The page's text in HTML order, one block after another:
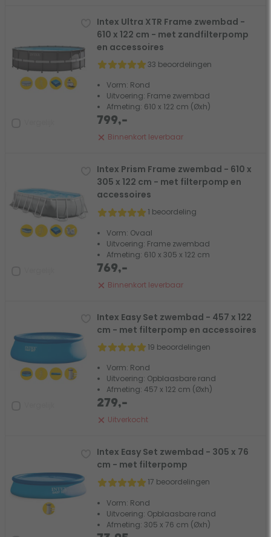
Intex Ultra XTR Frame zwembad -
610 x 122 cm - met zandfilterpomp
en accessoires
33 beoordelingen
Vorm: Rond
Uitvoering: Frame zwembad
Afmeting: 610 x 122 cm (Øxh)
Binnenkort leverbaar
799,-
Intex Prism Frame zwembad - 610 x
305 x 122 cm - met filterpomp en
accessoires
1 beoordeling
Vorm: Ovaal
Uitvoering: Frame zwembad
Afmeting: 610 x 305 x 122 cm
Binnenkort leverbaar
769,-
Intex Easy Set zwembad - 457 x 122
cm - met filterpomp en accessoires
19 beoordelingen
Vorm: Rond
Uitvoering: Opblaasbare rand
Afmeting: 457 x 122 cm (Øxh)
Uitverkocht
279,-
Intex Easy Set zwembad - 305 x 76
cm - met filterpomp
17 beoordelingen
Vorm: Rond
Uitvoering: Opblaasbare rand
Afmeting: 305 x 76 cm (Øxh)